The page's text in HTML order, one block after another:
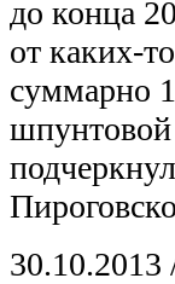
до конца
от каких-
суммарно
шпунтовой
30.10.2013